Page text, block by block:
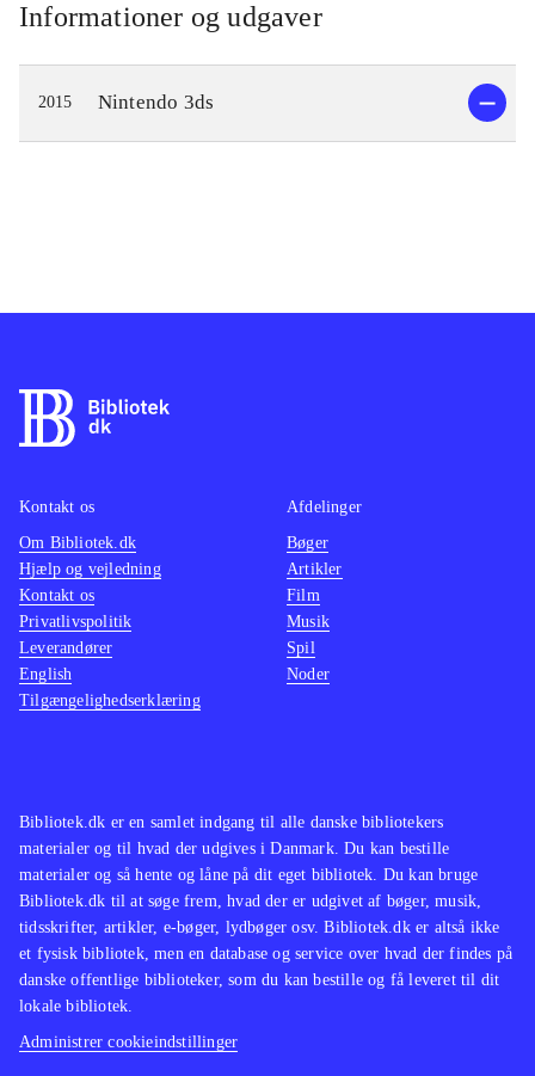
Informationer og udgaver
2015 Nintendo 3ds
Bibliotek.dk er en samlet indgang til alle danske bibliotekers
materialer og til hvad der udgives i Danmark. Du kan bestille
materialer og så hente og låne på dit eget bibliotek. Du kan bruge
Bibliotek.dk til at søge frem, hvad der er udgivet af bøger, musik,
tidsskrifter, artikler, e-bøger, lydbøger osv. Bibliotek.dk er altså ikke
et fysisk bibliotek, men en database og service over hvad der findes på
danske offentlige biblioteker, som du kan bestille og få leveret til dit
lokale bibliotek.
Administrer cookieindstillinger
Kontakt os
Om Bibliotek.dk
Hjælp og vejledning
Kontakt os
Privatlivspolitik
Leverandører
English
Tilgængelighedserklæring
Afdelinger
Bøger
Artikler
Film
Musik
Spil
Noder